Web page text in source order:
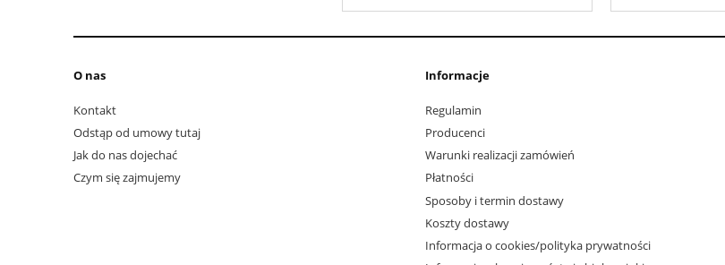
O nas
Kontakt
Odstąp od umowy tutaj
Jak do nas dojechać
Czym się zajmujemy
Informacje
Regulamin
Producenci
Warunki realizacji zamówień
Płatności
Sposoby i termin dostawy
Koszty dostawy
Informacja o cookies/polityka prywatności